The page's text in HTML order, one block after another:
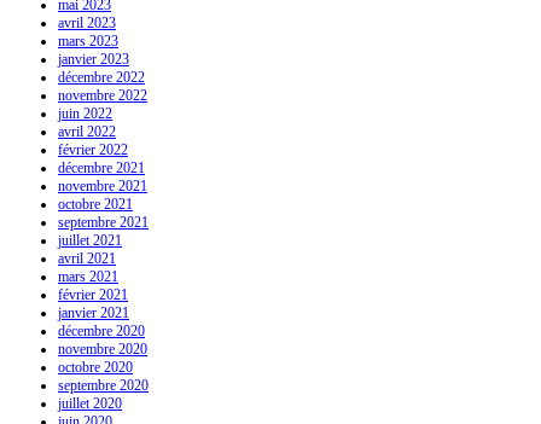
mai 2023
avril 2023
mars 2023
janvier 2023
décembre 2022
novembre 2022
juin 2022
avril 2022
février 2022
décembre 2021
novembre 2021
octobre 2021
septembre 2021
juillet 2021
avril 2021
mars 2021
février 2021
janvier 2021
décembre 2020
novembre 2020
octobre 2020
septembre 2020
juillet 2020